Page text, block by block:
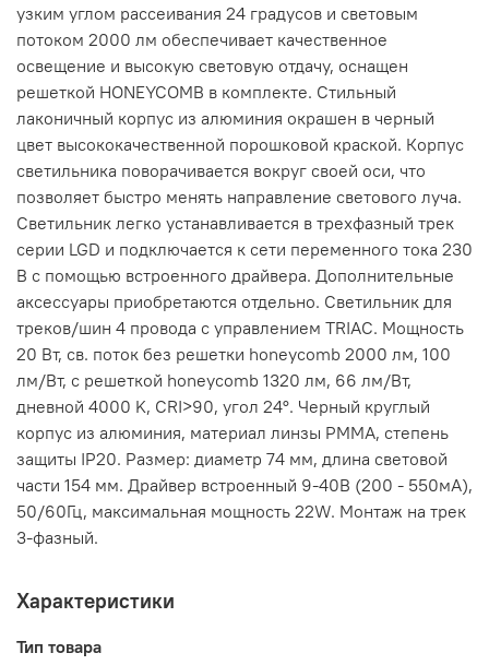
узким углом рассеивания 24 градусов и световым
потоком 2000 лм обеспечивает качественное
освещение и высокую световую отдачу, оснащен
решеткой HONEYCOMB в комплекте. Стильный
лаконичный корпус из алюминия окрашен в черный
цвет высококачественной порошковой краской. Корпус
светильника поворачивается вокруг своей оси, что
позволяет быстро менять направление светового луча.
Светильник легко устанавливается в трехфазный трек
серии LGD и подключается к сети переменного тока 230
В с помощью встроенного драйвера. Дополнительные
аксессуары приобретаются отдельно. Светильник для
треков/шин 4 провода с управлением TRIAC. Мощность
20 Вт, св. поток без решетки honeycomb 2000 лм, 100
лм/Вт, с решеткой honeycomb 1320 лм, 66 лм/Вт,
дневной 4000 K, CRI>90, угол 24°. Черный круглый
корпус из алюминия, материал линзы PMMA, степень
защиты IP20. Размер: диаметр 74 мм, длина световой
части 154 мм. Драйвер встроенный 9-40В (200 - 550мА),
50/60Гц, максимальная мощность 22W. Монтаж на трек
3-фазный.
Характеристики
Тип товара